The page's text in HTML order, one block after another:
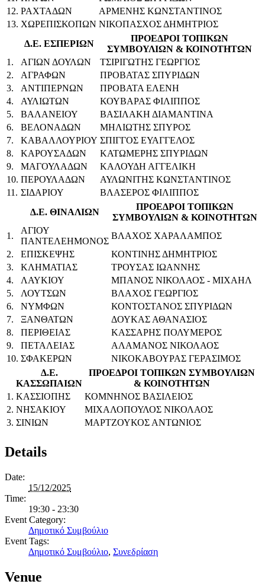
12. ΡΑΧΤΑΔΩΝ
ΑΡΜΕΝΗΣ ΚΩΝΣΤΑΝΤΙΝΟΣ
13. ΧΩΡΕΠΙΣΚΟΠΩΝ ΝΙΚΟΠΑΣΧΟΣ ΔΗΜΗΤΡΙΟΣ
Δ.Ε. ΕΣΠΕΡΙΩΝ
ΠΡΟΕΔΡΟΙ ΤΟΠΙΚΩΝ
ΣΥΜΒΟΥΛΙΩΝ & ΚΟΙΝΟΤΗΤΩΝ
1.
ΑΓΙΩΝ ΔΟΥΛΩΝ
ΤΣΙΡΙΓΩΤΗΣ ΓΕΩΡΓΙΟΣ
2.
ΑΓΡΑΦΩΝ
ΠΡΟΒΑΤΑΣ ΣΠΥΡΙΔΩΝ
3.
ΑΝΤΙΠΕΡΝΩΝ
ΠΡΟΒΑΤΑ ΕΛΕΝΗ
4.
ΑΥΛΙΩΤΩΝ
ΚΟΥΒΑΡΑΣ ΦΙΛΙΠΠΟΣ
5.
ΒΑΛΑΝΕΙΟΥ
ΒΑΣΙΛΑΚΗ ΔΙΑΜΑΝΤΙΝΑ
6.
ΒΕΛΟΝΑΔΩΝ
ΜΗΛΙΩΤΗΣ ΣΠΥΡΟΣ
7.
ΚΑΒΑΛΛΟΥΡΙΟΥ ΣΠΙΓΓΟΣ ΕΥΑΓΓΕΛΟΣ
8.
ΚΑΡΟΥΣΑΔΩΝ
ΚΑΤΩΜΕΡΗΣ ΣΠΥΡΙΔΩΝ
9.
ΜΑΓΟΥΛΑΔΩΝ
ΚΑΛΟΥΔΗ ΑΓΓΕΛΙΚΗ
10. ΠΕΡΟΥΛΑΔΩΝ
ΑΥΛΩΝΙΤΗΣ ΚΩΝΣΤΑΝΤΙΝΟΣ
11. ΣΙΔΑΡΙΟΥ
ΒΛΑΣΕΡΟΣ ΦΙΛΙΠΠΟΣ
Δ.Ε. ΘΙΝΑΛΙΩΝ
ΠΡΟΕΔΡΟΙ ΤΟΠΙΚΩΝ
ΣΥΜΒΟΥΛΙΩΝ & ΚΟΙΝΟΤΗΤΩΝ
1.
ΑΓΙΟΥ
ΠΑΝΤΕΛΕΗΜΟΝΟΣ
ΒΛΑΧΟΣ ΧΑΡΑΛΑΜΠΟΣ
2.
ΕΠΙΣΚΕΨΗΣ
ΚΟΝΤΙΝΗΣ ΔΗΜΗΤΡΙΟΣ
3.
ΚΛΗΜΑΤΙΑΣ
ΤΡΟΥΣΑΣ ΙΩΑΝΝΗΣ
4.
ΛΑΥΚΙΟΥ
ΜΠΑΝΟΣ ΝΙΚΟΛΑΟΣ - ΜΙΧΑΗΛ
5.
ΛΟΥΤΣΩΝ
ΒΛΑΧΟΣ ΓΕΩΡΓΙΟΣ
6.
ΝΥΜΦΩΝ
ΚΟΝΤΟΣΤΑΝΟΣ ΣΠΥΡΙΔΩΝ
7.
ΞΑΝΘΑΤΩΝ
ΔΟΥΚΑΣ ΑΘΑΝΑΣΙΟΣ
8.
ΠΕΡΙΘΕΙΑΣ
ΚΑΣΣΑΡΗΣ ΠΟΛΥΜΕΡΟΣ
9.
ΠΕΤΑΛΕΙΑΣ
ΑΛΑΜΑΝΟΣ ΝΙΚΟΛΑΟΣ
10. ΣΦΑΚΕΡΩΝ
ΝΙΚΟΚΑΒΟΥΡΑΣ ΓΕΡΑΣΙΜΟΣ
Δ.Ε.
ΚΑΣΣΩΠΑΙΩΝ
ΠΡΟΕΔΡΟΙ ΤΟΠΙΚΩΝ ΣΥΜΒΟΥΛΙΩΝ
& ΚΟΙΝΟΤΗΤΩΝ
1. ΚΑΣΣΙΟΠΗΣ
ΚΟΜΝΗΝΟΣ ΒΑΣΙΛΕΙΟΣ
2. ΝΗΣΑΚΙΟΥ
ΜΙΧΑΛΟΠΟΥΛΟΣ ΝΙΚΟΛΑΟΣ
3. ΣΙΝΙΩΝ ΜΑΡΤΖΟΥΚΟΣ ΑΝΤΩΝΙΟΣ
Details
Date:
15/12/2025
Time:
19:30 - 23:30
Event Category:
Δημοτικό Συμβούλιο
Event Tags:
Δημοτικό Συμβούλιο, Συνεδρίαση
Venue